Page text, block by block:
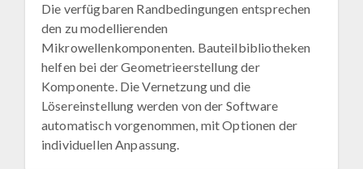
Die verfügbaren Randbedingungen entsprechen
den zu modellierenden
Mikrowellenkomponenten. Bauteilbibliotheken
helfen bei der Geometrieerstellung der
Komponente. Die Vernetzung und die
Lösereinstellung werden von der Software
automatisch vorgenommen, mit Optionen der
individuellen Anpassung.